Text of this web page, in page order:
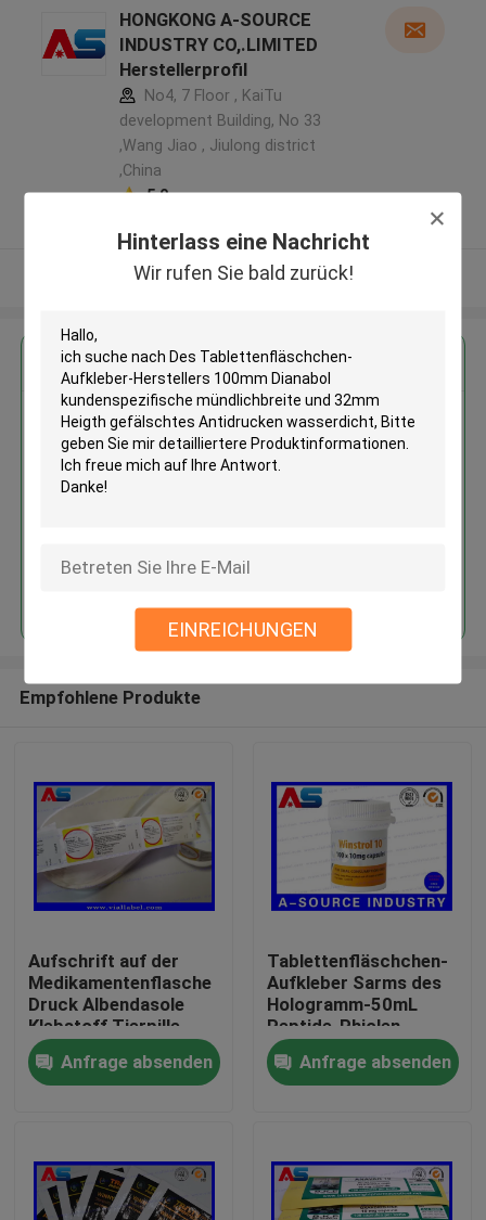
Hinterlass eine Nachricht
Wir rufen Sie bald zurück!
EINREICHUNGEN
Haus
Über uns
HONGKONG A-SOURCE
INDUSTRY CO,.LIMITED
Herstellerprofil
No4, 7 Floor , KaiTu
development Building, No 33
,Wang Jiao , Jiulong district
,China
5.0
Sehen Sie mehr an
Erhalten Sie den besten Preis für
Des Tablettenfläschchen-
Aufkleber-Herstellers 100mm
Dianabol kundenspezifische
Empfohlene Produkte
Aufschrift auf der
Medikamentenflasche
Druck Albendasole
Klebstoff Tierpille
Flaschenetikett für
Schafe und Ziegen
Anfrage absenden
Tablettenfläschchen-
Aufkleber Sarms des
Hologramm-50mL
Peptide-Phiolen-
Aufkleber-Aufkleber
personifizierte
Mund/Flaschen-
Anfrage absenden